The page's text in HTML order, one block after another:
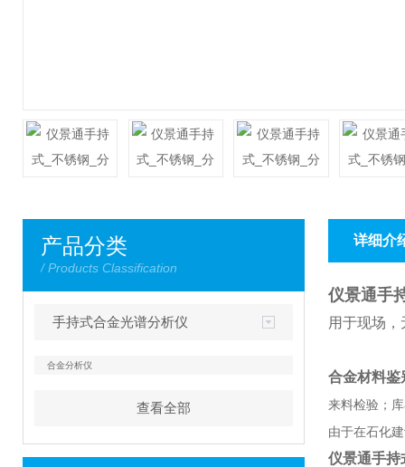
产品分类
/ Products Classification
手持式合金光谱分析仪
合金分析仪
查看全部
详细介
仪景通手
用于现场
合金材料鉴
来料检验；
由于在石化
仪景通手持